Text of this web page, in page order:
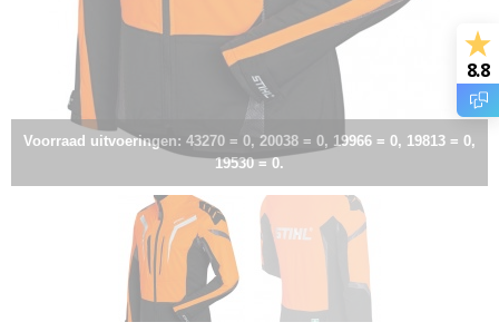
Voorraad uitvoeringen: 43270 = 0, 20038 = 0, 19966 = 0, 19813 = 0,
19530 = 0.
8.8